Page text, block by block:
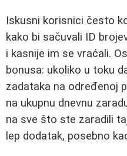
Iskusni korisnici često
kako bi sačuvali ID
i kasnije im se vraćali.
bonusa: ukoliko u toku
zadataka na određenoj
na ukupnu dnevnu
na sve što ste zaradili
lep dodatak, posebno